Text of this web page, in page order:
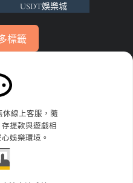
USDT娛樂城
世界杯投注
九州娛樂leo
九州娛樂城不出金
標籤
休線上客服，隨
提款與遊戲相
娛樂環境。